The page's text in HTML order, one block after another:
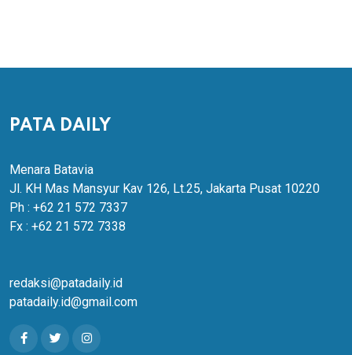
PATA DAILY
Menara Batavia
Jl. KH Mas Mansyur Kav 126, Lt.25, Jakarta Pusat 10220
Ph : +62 21 572 7337
Fx : +62 21 572 7338
redaksi@patadaily.id
patadaily.id@gmail.com